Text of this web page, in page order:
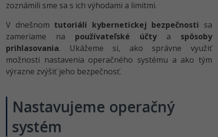
Python
JavaScript -80%
PHP -80%
C++ -80%
-80%
WordPress
SEO -30%
UX
Business
MS Office -80%
zoznámili sme sa s ich výhodami a limitmi.
V dnešnom tutoriáli kybernetickej bezpečnosti sa
zameriame na používateľské účtya spôsoby
prihlasovania. Ukážeme si, ako správne využiť
možnosti nastavenia operačného systému a ako tým
výrazne zvýšiť jeho bezpečnosť.
Nastavujeme operačný
systém